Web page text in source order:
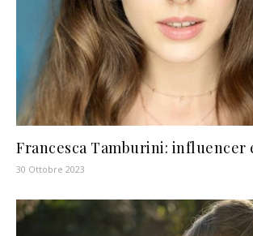
Francesca Tamburini: influencer
30 Ottobre 2023